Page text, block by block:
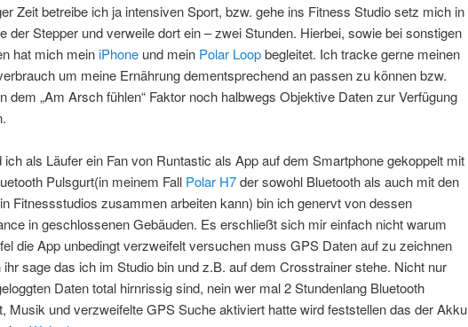
Zeit betreibe ich ja intensiven Sport, bzw. gehe ins Fitness Studio setz mich in
der Stepper und verweile dort ein – zwei Stunden. Hierbei, sowie bei sonstigen
hat mich meiniPhone und mein Polar Loopbegleitet. Ich tracke gerne meinen
um meine Ernährung dementsprechend an passen zu können bzw.
dem „Am Arsch fühlen“ Faktor noch halbwegs Objektive Daten zur Verfügung
ich als Läufer ein Fan von Runtastic als App auf dem Smartphone gekoppelt mit
Pulsgurt(in meinem Fall Polar H7der sowohl Bluetooth als auch mit den
Fitnessstudios zusammen arbeiten kann) bin ich genervt von dessen
in geschlossenen Gebäuden. Es erschließt sich mir einfach nicht warum
die App unbedingt verzweifelt versuchen muss GPS Daten auf zu zeichnen
ihr sage das ich im Studio bin und z.B. auf dem Crosstrainer stehe. Nicht nur
Daten total hirnrissig sind, nein wer mal 2 Stundenlang Bluetooth
Musik und verzweifelte GPS Suche aktiviert hatte wird feststellen das der Akku